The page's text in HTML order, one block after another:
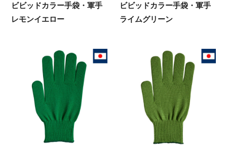
ビビッドカラー手袋・軍手
レモンイエロー
ビビッドカラー手袋・軍手
ライムグリーン